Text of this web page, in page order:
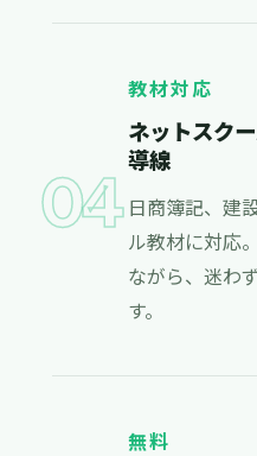
04
教材対応
ネットスク
導線
日商簿記、建
ル教材に対応
ながら、迷わ
す。
無料